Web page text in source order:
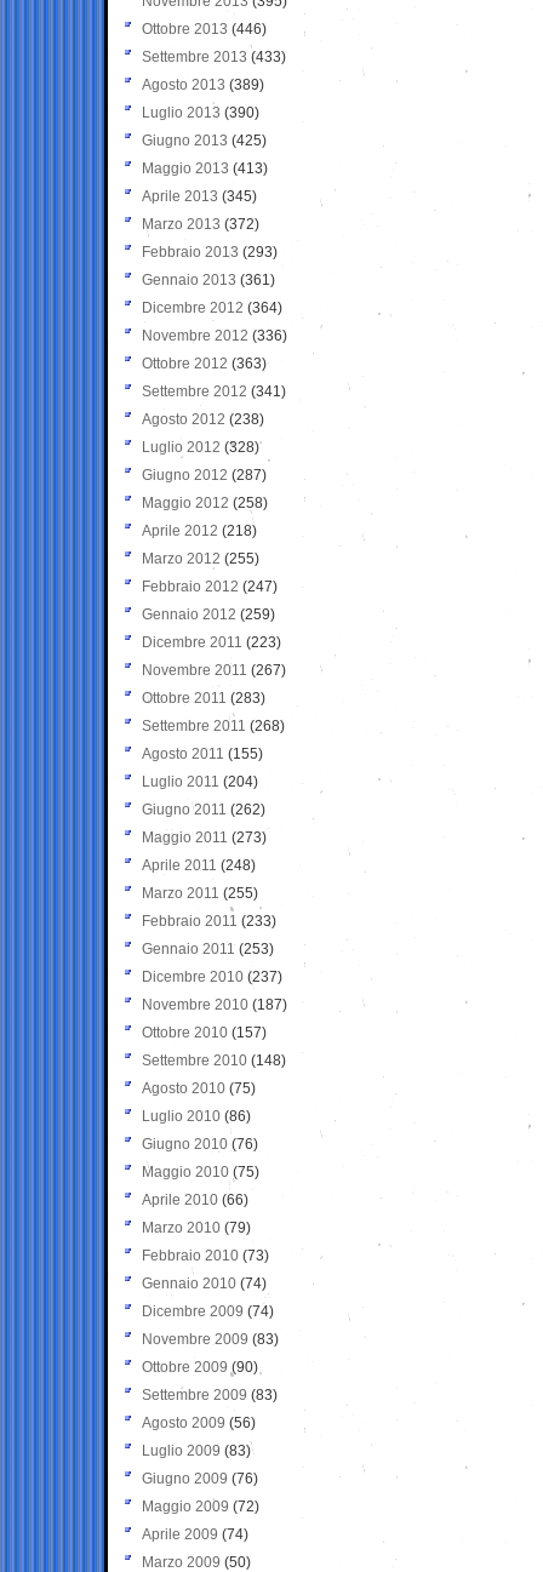
Ottobre 2013 (446)
Settembre 2013 (433)
Agosto 2013 (389)
Luglio 2013 (390)
Giugno 2013 (425)
Maggio 2013 (413)
Aprile 2013 (345)
Marzo 2013 (372)
Febbraio 2013 (293)
Gennaio 2013 (361)
Dicembre 2012 (364)
Novembre 2012 (336)
Ottobre 2012 (363)
Settembre 2012 (341)
Agosto 2012 (238)
Luglio 2012 (328)
Giugno 2012 (287)
Maggio 2012 (258)
Aprile 2012 (218)
Marzo 2012 (255)
Febbraio 2012 (247)
Gennaio 2012 (259)
Dicembre 2011 (223)
Novembre 2011 (267)
Ottobre 2011 (283)
Settembre 2011 (268)
Agosto 2011 (155)
Luglio 2011 (204)
Giugno 2011 (262)
Maggio 2011 (273)
Aprile 2011 (248)
Marzo 2011 (255)
Febbraio 2011 (233)
Gennaio 2011 (253)
Dicembre 2010 (237)
Novembre 2010 (187)
Ottobre 2010 (157)
Settembre 2010 (148)
Agosto 2010 (75)
Luglio 2010 (86)
Giugno 2010 (76)
Maggio 2010 (75)
Aprile 2010 (66)
Marzo 2010 (79)
Febbraio 2010 (73)
Gennaio 2010 (74)
Dicembre 2009 (74)
Novembre 2009 (83)
Ottobre 2009 (90)
Settembre 2009 (83)
Agosto 2009 (56)
Luglio 2009 (83)
Giugno 2009 (76)
Maggio 2009 (72)
Aprile 2009 (74)
Marzo 2009 (50)